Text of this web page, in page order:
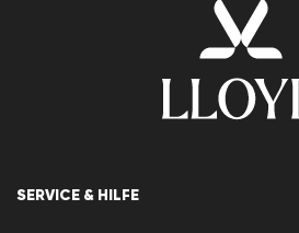
SERVICE & HILFE